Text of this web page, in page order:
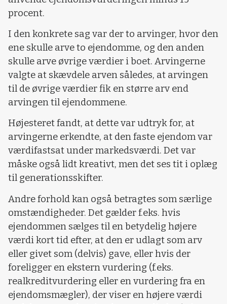
procent.
I den konkrete sag var der to arvinger, hvor den
ene skulle arve to ejendomme, og den anden
skulle arve øvrige værdier i boet. Arvingerne
valgte at skævdele arven således, at arvingen
til de øvrige værdier fik en større arv end
arvingen til ejendommene.
Højesteret fandt, at dette var udtryk for, at
arvingerne erkendte, at den faste ejendom var
værdifastsat under markedsværdi. Det var
måske også lidt kreativt, men det ses tit i oplæg
til generationsskifter.
Andre forhold kan også betragtes som særlige
omstændigheder. Det gælder f.eks. hvis
ejendommen sælges til en betydelig højere
værdi kort tid efter, at den er udlagt som arv
eller givet som (delvis) gave, eller hvis der
foreligger en ekstern vurdering (f.eks.
realkreditvurdering eller en vurdering fra en
ejendomsmægler), der viser en højere værdi